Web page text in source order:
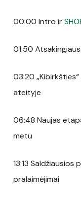
00:00 Intro ir
01:50
03:20
ateityje
06:48 Naujas
metu
13:13
pralaimėjimai